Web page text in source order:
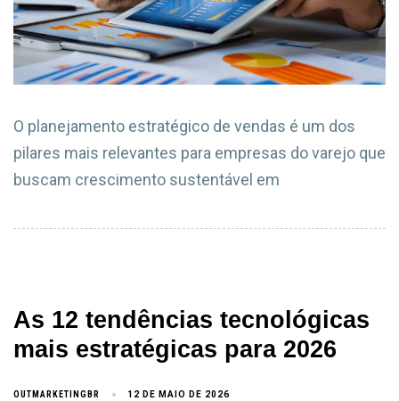
O planejamento estratégico de vendas é um dos
pilares mais relevantes para empresas do varejo que
buscam crescimento sustentável em
As 12 tendências tecnológicas
mais estratégicas para 2026
OUTMARKETINGBR 12 DE MAIO DE 2026